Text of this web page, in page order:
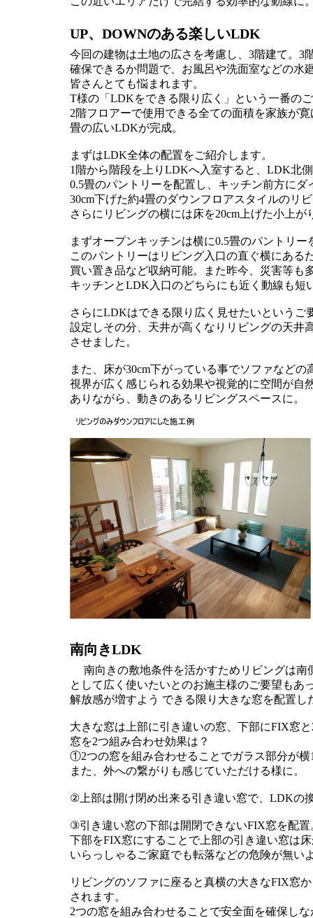
UP、DOWNのある楽しいLDK
今回の建物は土地の広さを考慮し、3階建て。
確保できるか問題で、お風呂や洗面室などの水
皆さんとても悩まれます。
T様の「LDKをできる限り広く」という一番の
2階フロアーで使用できる全ての面積を家族が
畳の広いLDKが完成。
まずはLDK全体の配置をご紹介します。
1階から階段を上りLDKへ入室すると、LDK北
0.5畳のパントリーを配置し、キッチン前方に
30cm下げた約4畳のダウンフロアスタイルのリ
さらにリビングの横には床を20cm上げた小上
まずオープンキッチンは横に0.5畳のパントリ
このパントリーはリビング入口の直ぐ横にあ
買い置き品など収納可能。また昨今、災害等も
キッチンとLDK入口のどちらにも近く動線も短
さらにLDKはできる限り広く見せたいというご
設定しその分、天井が高くなりリビングの天井
させました。
また、床が30cm下がっている事でソファなど
視界が広く感じられる効果や視覚的に空間が自
ありながら、動きのあるリビングスペースに。
南向きLDK
南向きの敷地条件を活かすためリビングは南
として広く使いたいとのお施主様のご要望もあ
解放感が増すよう できる限り大きな窓を配置し
大きな窓は上部に引き違いの窓、下部にFIX窓
窓を2つ組み合わせ効果は？
①2つの窓を組み合わせることでガラス部分が横
また、外への繋がりも感じていただける様に。
②上部は開け閉め出来る引き違い窓で、LDKの
③引き違い窓の下部は開閉できないFIX窓を配置
下部をFIX窓にすることで上部の引き違い窓は
いらっしゃるご家庭でも転落などの危険が無い
リビングのソファに座ると真横の大きなFIX窓
されます。
2つの窓を組み合わせることで安全面を確保し